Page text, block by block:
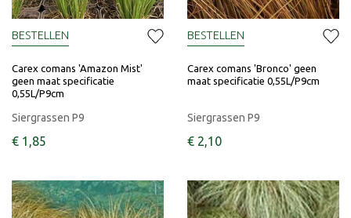
Carex comans 'Amazon Mist'
geen maat specificatie
0,55L/P9cm
Siergrassen P9
€ 1 ,85
BESTELLEN
Carex comans 'Bronco' geen
maat specificatie 0,55L/P9cm
Siergrassen P9
€ 2,10
BESTELLEN